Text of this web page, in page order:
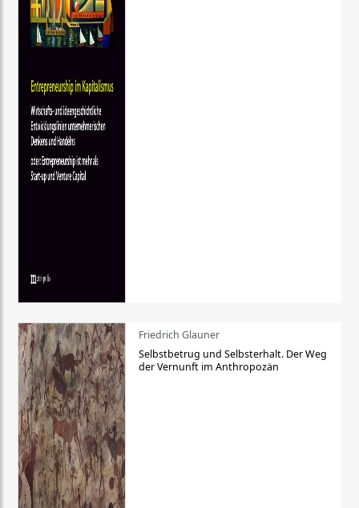
Friedrich Glauner
Selbstbetrug und Selbsterhalt. Der Weg
der Vernunft im Anthropozän